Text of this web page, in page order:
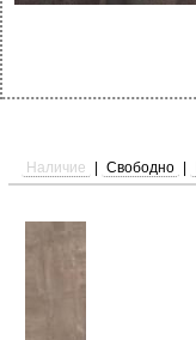
Наличие Свободно